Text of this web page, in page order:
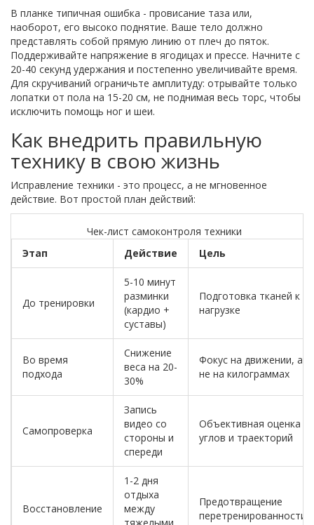
В планке типичная ошибка - провисание таза или,
наоборот, его высоко поднятие. Ваше тело должно
представлять собой прямую линию от плеч до пяток.
Поддерживайте напряжение в ягодицах и прессе. Начните с
20-40 секунд удержания и постепенно увеличивайте время.
Для скручиваний ограничьте амплитуду: отрывайте только
лопатки от пола на 15-20 см, не поднимая весь торс, чтобы
исключить помощь ног и шеи.
Как внедрить правильную
технику в свою жизнь
Исправление техники - это процесс, а не мгновенное
действие. Вот простой план действий:
Чек-лист самоконтроля техники
Этап
Действие Цель
До тренировки
5-10 минут
разминки
(кардио +
суставы)
Подготовка тканей к
нагрузке
Во время
подхода
Снижение
веса на 20-
30%
Фокус на движении, а
не на килограммах
Самопроверка
Запись
видео со
стороны и
спереди
Объективная оценка
углов и траекторий
Восстановление
1-2 дня
отдыха
между
Предотвращение
перетренированности